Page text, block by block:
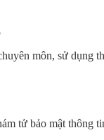
môn, sử dụng
tử bảo mật thông